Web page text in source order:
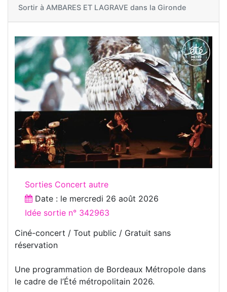
Sortir à AMBARES ET LAGRAVE dans la Gironde
Sorties Concert autre
Date : le mercredi 26 août 2026
Idée sortie n° 342963
Ciné-concert / Tout public / Gratuit sans
réservation
Une programmation de Bordeaux Métropole dans
le cadre de l’Été métropolitain 2026.